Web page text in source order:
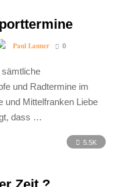
Paul Launer 0
sämtliche
und Radtermine im
und Mittelfranken Liebe
dass …
5.5K